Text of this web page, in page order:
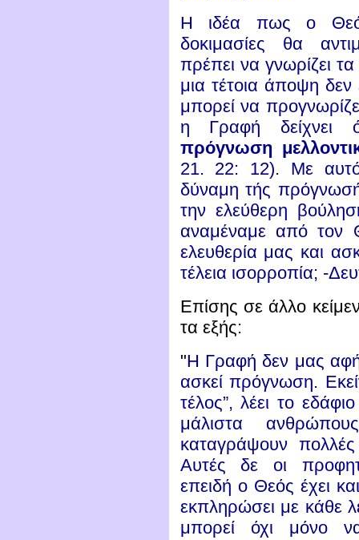
Η ιδέα πως ο
δοκιμασίες θα
πρέπει να γνωρίζει
μια τέτοια άποψη
μπορεί να
η Γραφή δείχνει
πρόγνωση
21. 22: 12). Με
δύναμη τής
την ελεύθερη
αναμέναμε από τον
ελευθερία μας και
τέλεια ισορροπία; -
Επίσης σε άλλο
τα εξής:
"Η Γραφή δεν μας
ασκεί πρόγνωση.
τέλος”, λέει το
μάλιστα
καταγράψουν
Αυτές δε οι
επειδή ο Θεός έχει
εκπληρώσει με κάθε
μπορεί όχι μόνο